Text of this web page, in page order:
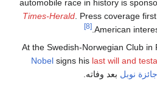
automobile race in history is
Times-Herald . Press coverage
American
[8]
Nobelsigns his last will and
جائزة نوبل بعد وفاته.